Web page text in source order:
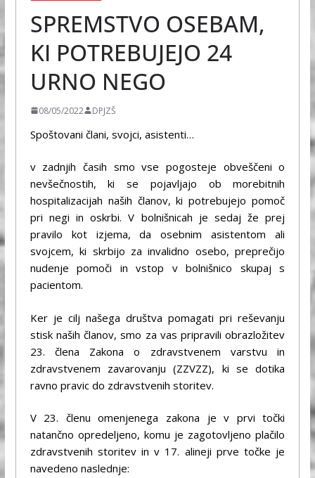
SPREMSTVO OSEBAM,
KI POTREBUJEJO 24
URNO NEGO
08/05/2022 DPJZŠ
Spoštovani člani, svojci, asistenti…
v zadnjih časih smo vse pogosteje obveščeni o
nevšečnostih, ki se pojavljajo ob morebitnih
hospitalizacijah naših članov, ki potrebujejo pomoč
pri negi in oskrbi. V bolnišnicah je sedaj že prej
pravilo kot izjema, da osebnim asistentom ali
svojcem, ki skrbijo za invalidno osebo, preprečijo
nudenje pomoči in vstop v bolnišnico skupaj s
pacientom.
Ker je cilj našega društva pomagati pri reševanju
stisk naših članov, smo za vas pripravili obrazložitev
23. člena Zakona o zdravstvenem varstvu in
zdravstvenem zavarovanju (ZZVZZ), ki se dotika
ravno pravic do zdravstvenih storitev.
V 23. členu omenjenega zakona je v prvi točki
natančno opredeljeno, komu je zagotovljeno plačilo
zdravstvenih storitev in v 17. alineji prve točke je
navedeno naslednje: